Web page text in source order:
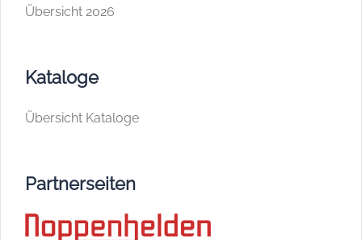
Übersicht 2026
Kataloge
Übersicht Kataloge
Partnerseiten